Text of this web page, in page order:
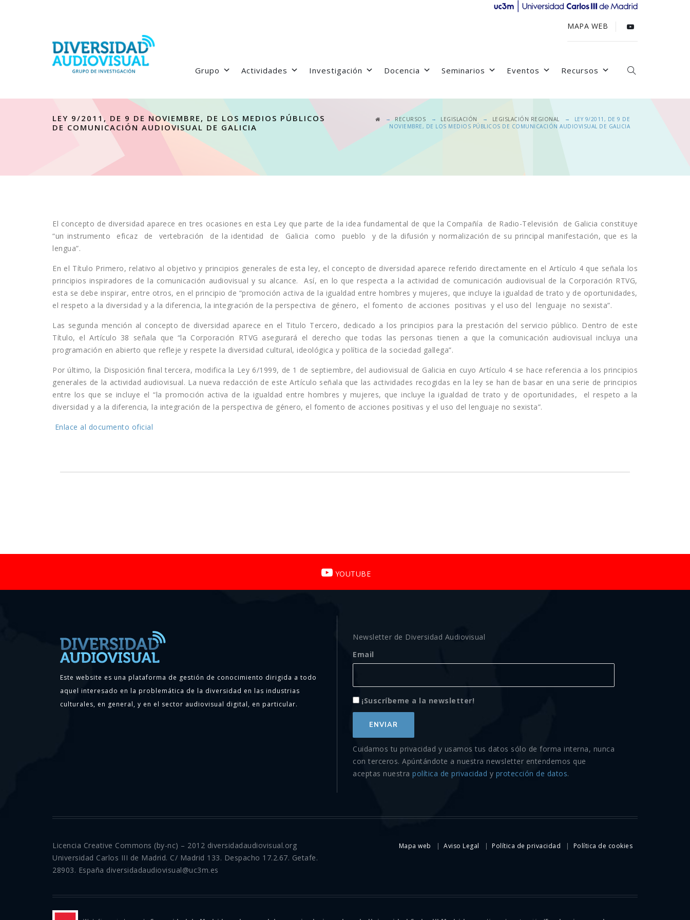
MAPA WEB
Grupo Actividades Investigación Docencia Seminarios Eventos Recursos
LEY 9/2011, DE 9 DE NOVIEMBRE, DE LOS MEDIOS PÚBLICOS
DE COMUNICACIÓN AUDIOVISUAL DE GALICIA
→RECURSOS → LEGISLACIÓN → LEGISLACIÓN REGIONAL →
LEY 9/2011, DE 9 DE
NOVIEMBRE, DE LOS MEDIOS PÚBLICOS DE COMUNICACIÓN AUDIOVISUAL DE GALICIA
El concepto de diversidad aparece en tres ocasiones en esta Ley que parte de la idea fundamental de que la Compañía de Radio-Televisión de Galicia constituye
“un instrumento eficaz de vertebración de la identidad de Galicia como pueblo y de la difusión y normalización de su principal manifestación, que es la
lengua”.
En el Título Primero, relativo al objetivo y principios generales de esta ley, el concepto de diversidad aparece referido directamente en el Artículo 4 que señala los
principios inspiradores de la comunicación audiovisual y su alcance. Así, en lo que respecta a la actividad de comunicación audiovisual de la Corporación RTVG,
esta se debe inspirar, entre otros, en el principio de “promoción activa de la igualdad entre hombres y mujeres, que incluye la igualdad de trato y de oportunidades,
el respeto a la diversidad y a la diferencia, la integración de la perspectiva de género, el fomento de acciones positivas y el uso del lenguaje no sexista”.
Las segunda mención al concepto de diversidad aparece en el Titulo Tercero, dedicado a los principios para la prestación del servicio público. Dentro de este
Título, el Artículo 38 señala que “la Corporación RTVG asegurará el derecho que todas las personas tienen a que la comunicación audiovisual incluya una
programación en abierto que refleje y respete la diversidad cultural, ideológica y política de la sociedad gallega”.
Por último, la Disposición final tercera, modifica la Ley 6/1999, de 1 de septiembre, del audiovisual de Galicia en cuyo Artículo 4 se hace referencia a los principios
generales de la actividad audiovisual. La nueva redacción de este Artículo señala que las actividades recogidas en la ley se han de basar en una serie de principios
entre los que se incluye el “la promoción activa de la igualdad entre hombres y mujeres, que incluye la igualdad de trato y de oportunidades, el respeto a la
diversidad y a la diferencia, la integración de la perspectiva de género, el fomento de acciones positivas y el uso del lenguaje no sexista”.
Enlace al documento oficial
YOUTUBE
Este website es una plataforma de gestión de conocimiento dirigida a todo
aquel interesado en la problemática de la diversidad en las industrias
culturales, en general, y en el sector audiovisual digital, en particular.
Newsletter de Diversidad Audiovisual
Email
¡Suscríbeme a la newsletter!
Cuidamos tu privacidad y usamos tus datos sólo de forma interna, nunca
con terceros. Apúntándote a nuestra newsletter entendemos que
aceptas nuestra política de privacidad y protección de datos.
Licencia Creative Commons (by-nc) – 2012 diversidadaudiovisual.org
Universidad Carlos III de Madrid. C/ Madrid 133. Despacho 17.2.67. Getafe.
28903. España diversidadaudiovisual@uc3m.es
Mapa web Aviso Legal Política de privacidad Política de cookies